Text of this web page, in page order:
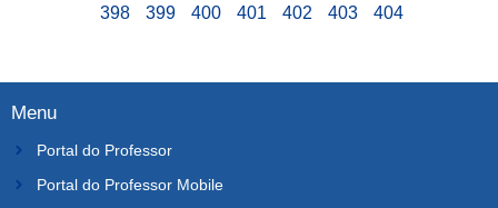
398
399 400 401 402 403 404
Menu
Portal do Professor
Portal do Professor Mobile